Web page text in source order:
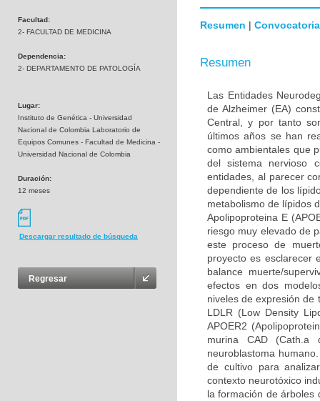
Facultad:
2- FACULTAD DE MEDICINA
Dependencia:
2- DEPARTAMENTO DE PATOLOGÍA
Lugar:
Instituto de Genética - Universidad
Nacional de Colombia Laboratorio de
Equipos Comunes - Facultad de Medicina -
Universidad Nacional de Colombia
Duración:
12 meses
Descargar resultado de búsqueda
Regresar
Resumen | Convocatoria
Resumen
Las Entidades
de Alzheimer (EA)
Central, y por tanto
últimos años se han
como ambientales que
del sistema nervioso
entidades, al parecer
dependiente de los
metabolismo de lípidos
Apolipoproteina E
riesgo muy elevado de
este proceso de
proyecto es esclarecer
balance muerte/
efectos en dos
niveles de expresión de
LDLR (Low Density
APOER2
murina CAD (Cath.a
neuroblastoma
de cultivo para
contexto neurotóxico
la formación de árboles